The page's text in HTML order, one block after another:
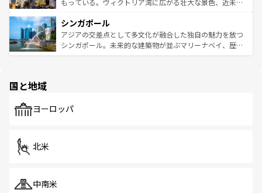
参照してほしい。
激する。気候は一年中温暖で、どの季節にも異なる楽しみ
が待っている。親しみやすいタイの人々、仏教を中心とし
た文化、そして多様な観光資源が、訪れる旅人を魅了し続
もっている。ヴィクトリア湾に広がる壮大な景色、近未来
み、どこを訪れても感動するはず。観光スポットが密集し
ており、効率よく見どころを回れるのも魅力。息をのむよ
うな絶景から文化的な体験まで、香港を存分に楽しみ尽く
シンガポール
アジアの交差点として多文化が融合した独自の魅力を放つ
シンガポール。未来的な建築物が並ぶマリーナベイ、歴史
で、ホーカーズは地元の風情を楽しめる外せないスポット
国と地域
ヨーロッパ
北米
中南米